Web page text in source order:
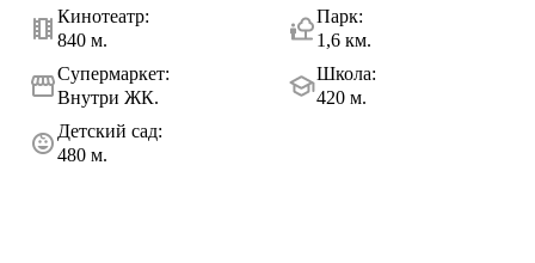
Кинотеатр:
840 м.
Парк:
1,6 км.
Супермаркет:
Внутри ЖК.
Школа:
420 м.
Детский сад:
480 м.